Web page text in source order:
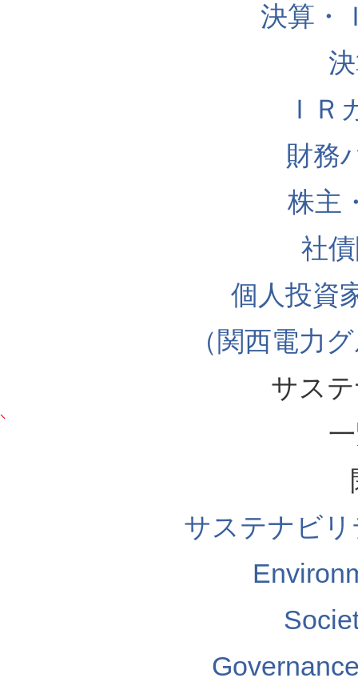
決算・
ＩＲ
財務
株主
社
個人投資
（関西電力
サス
サステナビ